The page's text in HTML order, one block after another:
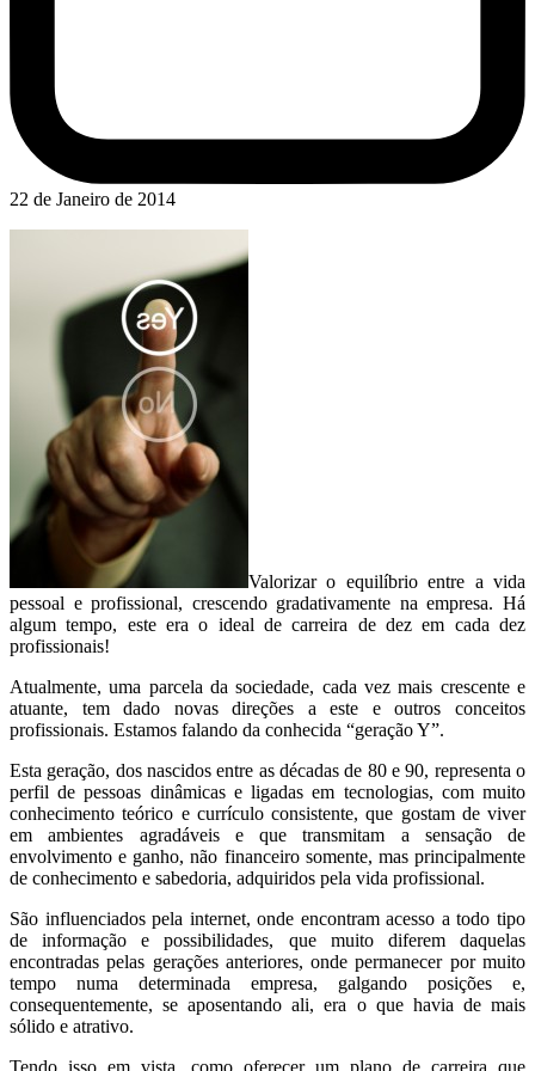
22 de Janeiro de 2014
Valorizar o equilíbrio entre a vida
pessoal e profissional, crescendo gradativamente na empresa. Há
algum tempo, este era o ideal de carreira de dez em cada dez
profissionais!
Atualmente, uma parcela da sociedade, cada vez mais crescente e
atuante, tem dado novas direções a este e outros conceitos
profissionais. Estamos falando da conhecida “geração Y”.
Esta geração, dos nascidos entre as décadas de 80 e 90, representa o
perfil de pessoas dinâmicas e ligadas em tecnologias, com muito
conhecimento teórico e currículo consistente, que gostam de viver
em ambientes agradáveis e que transmitam a sensação de
envolvimento e ganho, não financeiro somente, mas principalmente
de conhecimento e sabedoria, adquiridos pela vida profissional.
São influenciados pela internet, onde encontram acesso a todo tipo
de informação e possibilidades, que muito diferem daquelas
encontradas pelas gerações anteriores, onde permanecer por muito
tempo numa determinada empresa, galgando posições e,
consequentemente, se aposentando ali, era o que havia de mais
sólido e atrativo.
Tendo isso em vista, como oferecer um plano de carreira que